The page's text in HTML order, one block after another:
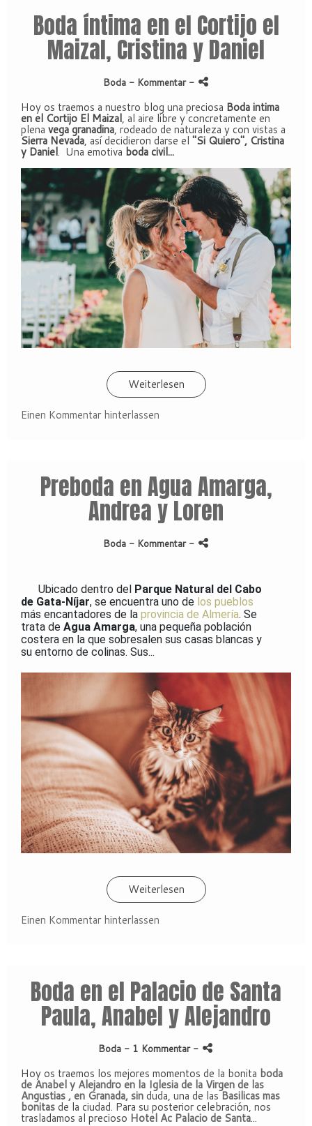
Boda íntima en el Cortijo el
Maizal, Cristina y Daniel
Boda - Kommentar -
Hoy os traemos a nuestro blog una preciosa Boda intima
en el Cortijo El Maizal, al aire libre y concretamente en
plena vega granadina, rodeado de naturaleza y con vistas a
Sierra Nevada, así decidieron darse el "Si Quiero", Cristina
y Daniel. Una emotiva boda civil...
Weiterlesen
Einen Kommentar hinterlassen
Preboda en Agua Amarga,
Andrea y Loren
Boda - Kommentar -
Facebook
Ubicado dentro del Parque Natural del Cabo
de Gata-Níjar, se encuentra uno de los pueblos
más encantadores de la provincia de Almería. Se
trata de Agua Amarga, una pequeña población
costera en la que sobresalen sus casas blancas y
su entorno de colinas. Sus...
Weiterlesen
Einen Kommentar hinterlassen
Boda en el Palacio de Santa
Paula, Anabel y Alejandro
Boda - 1 Kommentar -
Hoy os traemos los mejores momentos de la bonita boda
de Anabel y Alejandro en la Iglesia de la Virgen de las
Angustias , en Granada, sin duda, una de lasBasilicas mas
bonitas de la ciudad. Para su posterior celebración, nos
trasladamos al precioso Hotel Ac Palacio de Santa...